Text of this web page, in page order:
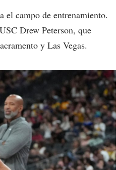
el campo de entrenamiento.
Drew Peterson, que
y Las Vegas.